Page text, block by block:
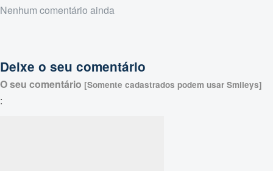
Nenhum comentário ainda
Deixe o seu comentário
O seu comentário [Somente cadastrados podem usar Smileys]
: